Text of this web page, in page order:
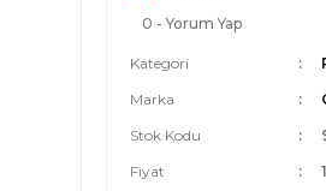
0 - Yorum Yap
Kategori
Marka
Stok Kodu
Fiyat